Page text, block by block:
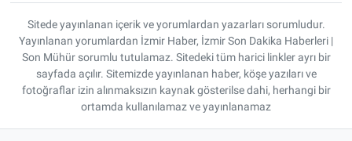
Sitede yayınlanan içerik ve yorumlardan yazarları sorumludur.
Yayınlanan yorumlardan İzmir Haber, İzmir Son Dakika Haberleri |
Son Mühür sorumlu tutulamaz. Sitedeki tüm harici linkler ayrı bir
sayfada açılır. Sitemizde yayınlanan haber, köşe yazıları ve
fotoğraflar izin alınmaksızın kaynak gösterilse dahi, herhangi bir
ortamda kullanılamaz ve yayınlanamaz